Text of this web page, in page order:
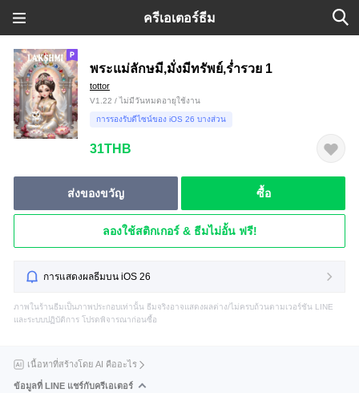
ครีเอเตอร์ธีม
พระแม่ลักษมี,มั่งมีทรัพย์,ร่ำรวย 1
tottor
V1.22 / ไม่มีวันหมดอายุใช้งาน
การรองรับดีไซน์ของ iOS 26 บางส่วน
31THB
ส่งของขวัญ ซื้อ
ลองใช้สติกเกอร์ & ธีมไม่อั้น ฟรี!
การแสดงผลธีมบน iOS 26
ภาพในร้านธีมเป็นภาพประกอบเท่านั้น ธีมจริงอาจแสดงผลต่าง/ไม่ครบถ้วนตามเวอร์ชัน LINE
และระบบปฏิบัติการ โปรดพิจารณาก่อนซื้อ
เนื้อหาที่สร้างโดย AI คืออะไร
ข้อมูลที่ LINE แชร์กับครีเอเตอร์